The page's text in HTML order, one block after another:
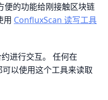
便的功能给刚接触区块链
用 ConfluxScan 读写工具
进行交互。 任何在
以使用这个工具来读取